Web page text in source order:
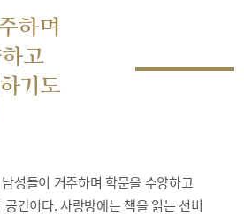
하며
고
기도
성들이 거주하며 학문을 수양하고
간이다. 사랑방에는 책을 읽는 선비